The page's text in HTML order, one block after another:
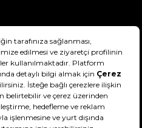
Teslimat Bilgisi
Şartlar & Koşullar
Hakkımızda